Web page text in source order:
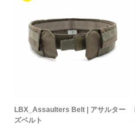
LBX_Assaulters Belt | アサルター
ズベルト